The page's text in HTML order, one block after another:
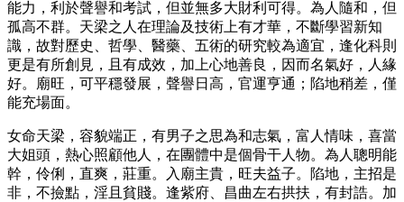
能力，利於聲譽和考試，但並無多大財利可得。為人隨和，但
孤高不群。天梁之人在理論及技術上有才華，不斷學習新知
識，故對歷史、哲學、醫藥、五術的研究較為適宜，逢化科則
更是有所創見，且有成效，加上心地善良，因而名氣好，人緣
好。廟旺，可平穩發展，聲譽日高，官運亨通；陷地稍差，僅
能充場面。
女命天梁，容貌端正，有男子之思為和志氣，富人情味，喜當
大姐頭，熱心照顧他人，在團體中是個骨干人物。為人聰明能
幹，伶俐，直爽，莊重。入廟主貴，旺夫益子。陷地，主招是
非，不撿點，淫且貧賤。逢紫府、昌曲左右拱扶，有封誥。加